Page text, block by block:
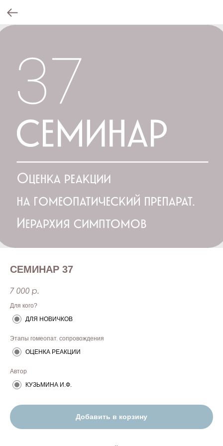
СЕМИНАР 37
7 000 р.
Для кого?
ДЛЯ НОВИЧКОВ
Этапы гомеопат. сопровождения
ОЦЕНКА РЕАКЦИИ
Автор
КУЗЬМИНА И.Ф.
Добавить в корзину